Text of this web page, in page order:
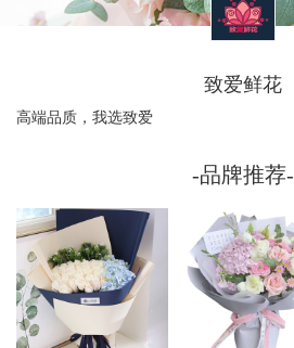
致爱鲜花
高端品质，我选致爱
-品牌推荐-